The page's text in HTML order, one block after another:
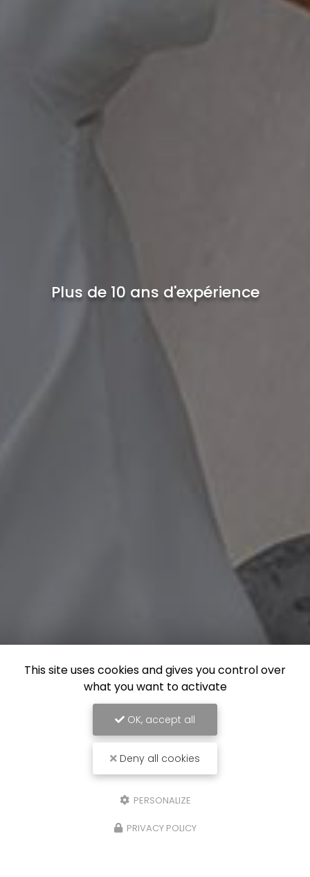
Plus de 10 ans d'expérience
This site uses cookies and gives you control over
what you want to activate
OK, accept all
Deny all cookies
PERSONALIZE
PRIVACY POLICY